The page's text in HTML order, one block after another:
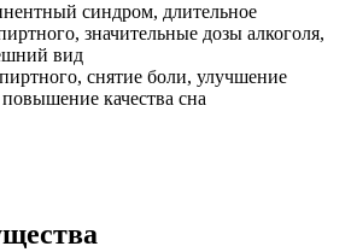
синдром, длительное
значительные дозы алкоголя,
вид
снятие боли, улучшение
качества сна